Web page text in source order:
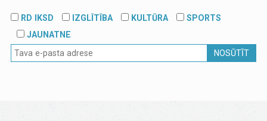
RD IKSD IZGLĪTĪBA KULTŪRA
SPORTS
JAUNATNE
NOSŪTĪT